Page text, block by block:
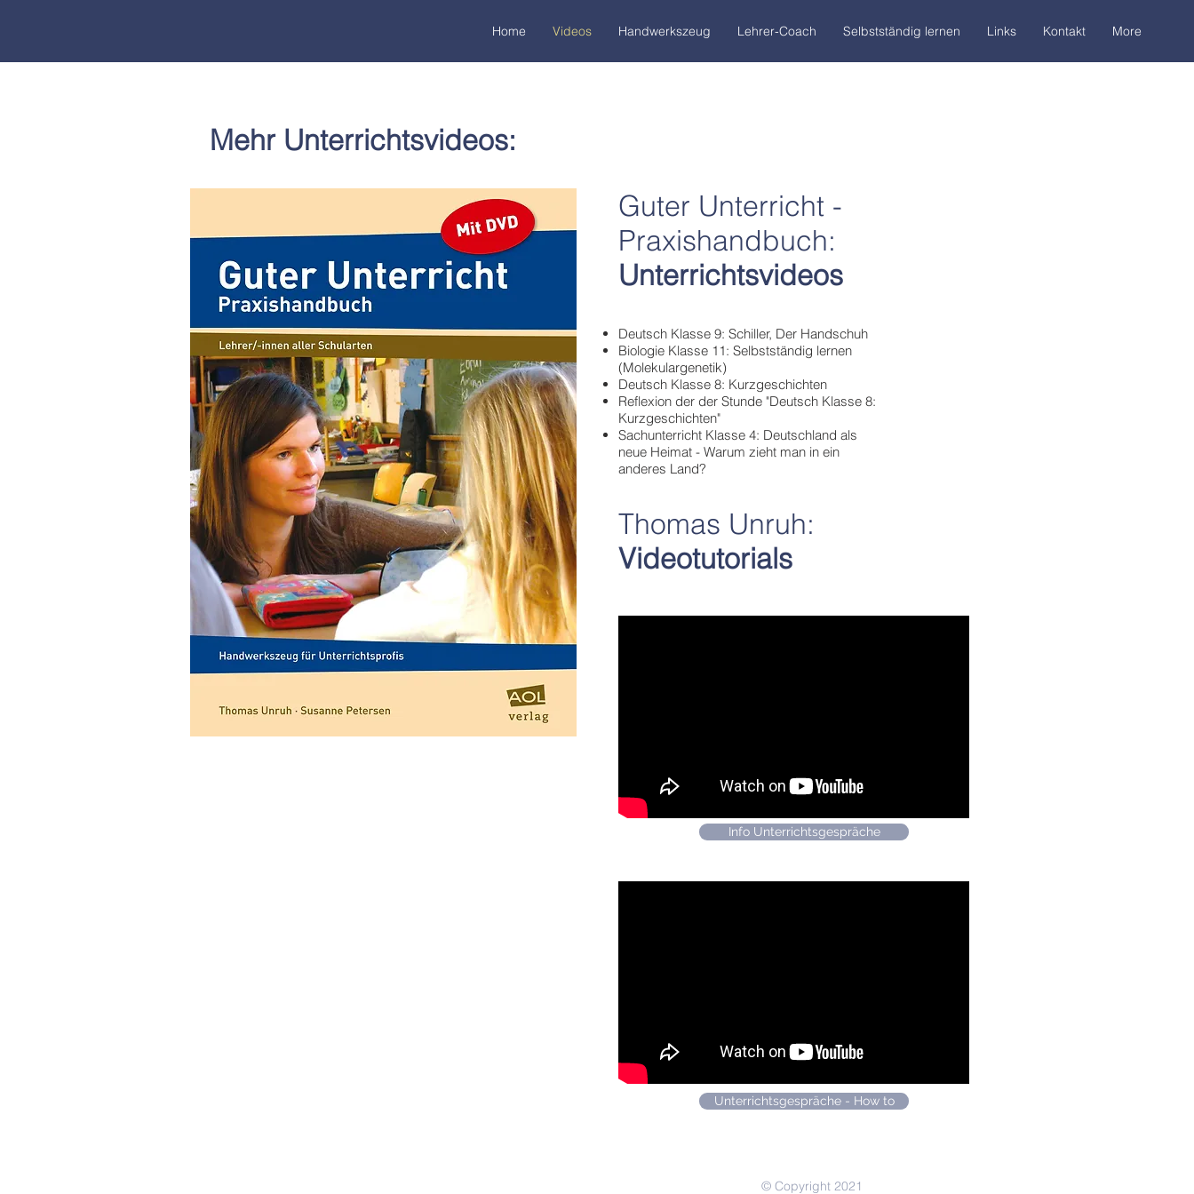
Home Videos Handwerkszeug Lehrer-Coach Selbstständig lernen Links Kontakt More
Mehr Unterrichtsvideos:
Guter Unterricht -
Praxishandbuch:
Unterrichtsvideos
Deutsch Klasse 9: Schiller, Der Handschuh
Biologie Klasse 11: Selbstständig lernen
(Molekulargenetik)
Deutsch Klasse 8: Kurzgeschichten
Reflexion der der Stunde "Deutsch Klasse 8:
Kurzgeschichten"
Sachunterricht Klasse 4: Deutschland als
neue Heimat - Warum zieht man in ein
anderes Land?
Thomas Unruh:
Videotutorials
Info Unterrichtsgespräche
Unterrichtsgespräche - How to
© Copyright 2021